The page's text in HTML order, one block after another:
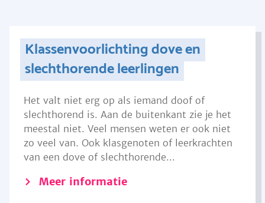
Klassenvoorlichting dove en
slechthorende leerlingen
Het valt niet erg op als iemand doof of
slechthorend is. Aan de buitenkant zie je het
meestal niet. Veel mensen weten er ook niet
zo veel van. Ook klasgenoten of leerkrachten
van een dove of slechthorende...
Meer informatie